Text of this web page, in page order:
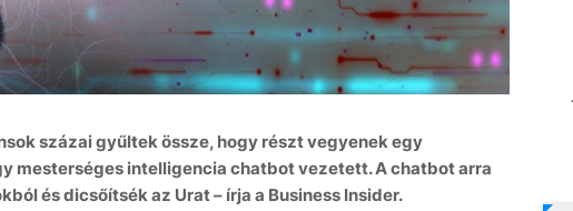
százai gyűltek össze, hogy részt vegyenek egy
mesterséges intelligencia chatbot vezetett. A chatbot arra
és dicsőítsék az Urat – írja a Business Insider.